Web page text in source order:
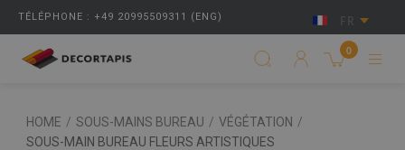
TÉLÉPHONE : +49 20995509311 (ENG) FR
0
HOME / SOUS-MAINS BUREAU / VÉGÉTATION /
SOUS-MAIN BUREAU FLEURS ARTISTIQUES